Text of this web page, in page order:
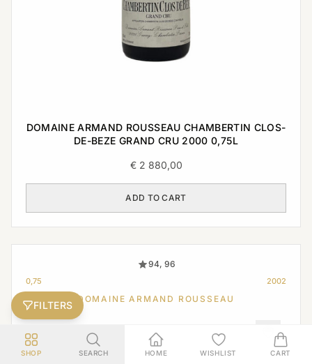
DOMAINE ARMAND ROUSSEAU CHAMBERTIN CLOS-
DE-BEZE GRAND CRU 2000 0,75L
€2 880,00
ADD TO CART
94, 96
0,75 2002
DOMAINE ARMAND ROUSSEAU
FILTERS
SHOP SEARCH HOME WISHLIST CART